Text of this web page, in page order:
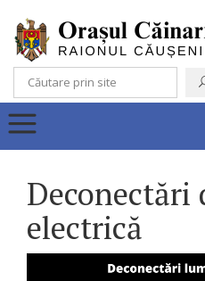
Deconectări
electrică